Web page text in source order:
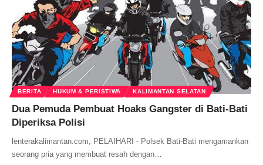
BERITA HUKUM & PERISTIWA KALIMANTAN SELATAN
Dua Pemuda Pembuat Hoaks Gangster di Bati-Bati
Diperiksa Polisi
lenterakalimantan.com, PELAIHARI - Polsek Bati-Bati mengamankan
seorang pria yang membuat resah dengan…